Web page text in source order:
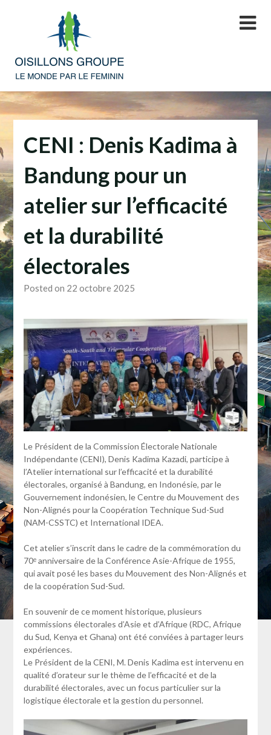
CENI : Denis Kadima à
Bandung pour un
atelier sur l’efficacité
et la durabilité
électorales
Posted on 22 octobre 2025
Le Président de la Commission Électorale Nationale
Indépendante (CENI), Denis Kadima Kazadi, participe à
l’Atelier international sur l’efficacité et la durabilité
électorales, organisé à Bandung, en Indonésie, par le
Gouvernement indonésien, le Centre du Mouvement des
Non-Alignés pour la Coopération Technique Sud-Sud
(NAM-CSSTC) et International IDEA.
Cet atelier s’inscrit dans le cadre de la commémoration du
70ᵉ anniversaire de la Conférence Asie-Afrique de 1955,
qui avait posé les bases du Mouvement des Non-Alignés et
de la coopération Sud-Sud.
En souvenir de ce moment historique, plusieurs
commissions électorales d’Asie et d’Afrique (RDC, Afrique
du Sud, Kenya et Ghana) ont été conviées à partager leurs
expériences.
Le Président de la CENI, M. Denis Kadima est intervenu en
qualité d’orateur sur le thème de l’efficacité et de la
durabilité électorales, avec un focus particulier sur la
logistique électorale et la gestion du personnel.